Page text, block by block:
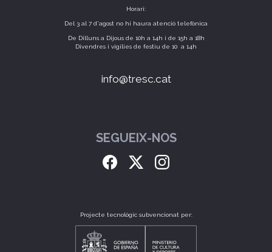
Horari:
Del 3 al 7 d'agost no hi haura atenció telefònica
De Dilluns a Dijous de 10h a 14h i de 15h a 18h
Divendres i vigílies de festiu de 10 a 14h
info@tresc.cat
SEGUEIX-NOS
Projecte tecnològic subvencionat per: